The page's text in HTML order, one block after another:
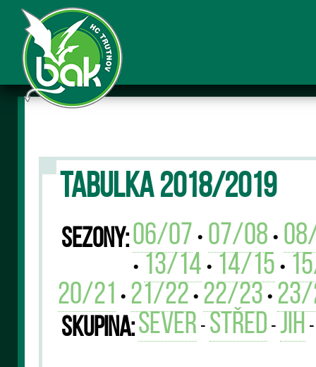
TABULKA 2018/2019
Sezony:06/07 • 07/08 •
• 13/14 • 14/15 •
20/21 • 21/22 • 22/23 •
Skupina:sever - střed - jih